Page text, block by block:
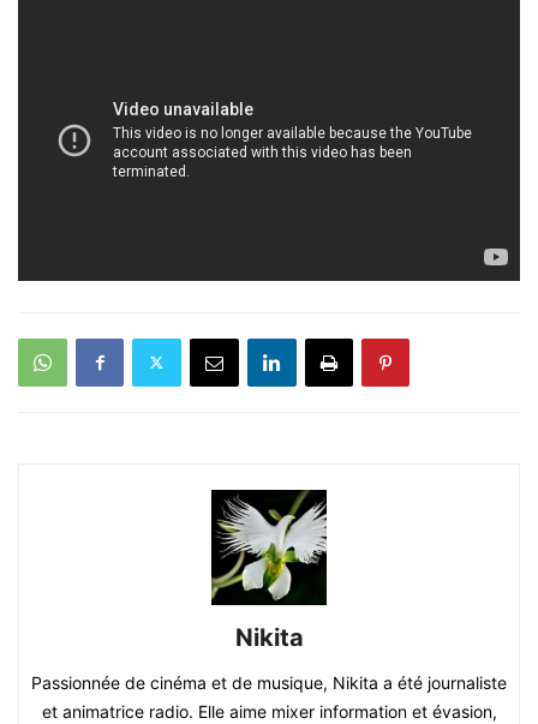
Nikita
Passionnée de cinéma et de musique, Nikita a été journaliste
et animatrice radio. Elle aime mixer information et évasion,